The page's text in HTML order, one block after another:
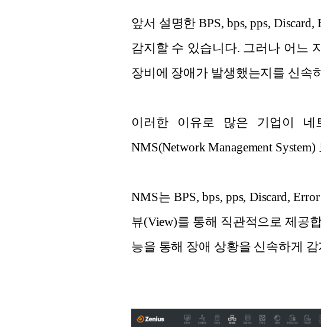
앞서 설명한 BPS, bps, pps,
감지할 수 있습니다. 그러나 어느
장비에 장애가 발생했는지를 신속
이러한 이유로 많은 기업이
NMS(Network Management
NMS는 BPS, bps, pps, Discard,
뷰(View)를 통해 직관적으로 제공
능을 통해 장애 상황을 신속하게